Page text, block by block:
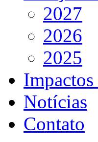
2027
2026
2025
Notícias
Contato